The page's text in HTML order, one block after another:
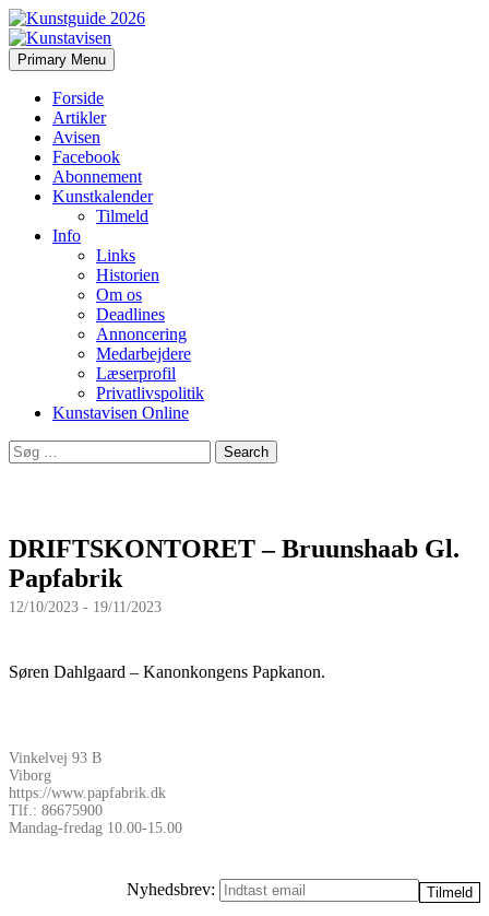
Kunstavisen
Search
Primary Menu Skip
to
Forside
Artikler
Avisen
Facebook
Abonnement
Kunstkalender
Tilmeld
Info
Links
Historien
Om os
Deadlines
Annoncering
Medarbejdere
Læserprofil
Privatlivspolitik
Kunstavisen Online
Search
for:
DRIFTSKONTORET – Bruunshaab Gl.
Papfabrik
12/10/2023 - 19/11/2023
Søren Dahlgaard – Kanonkongens Papkanon.
Vinkelvej 93 B
Viborg
https://www.papfabrik.dk
Tlf.: 86675900
Mandag-fredag 10.00-15.00
Nyhedsbrev: